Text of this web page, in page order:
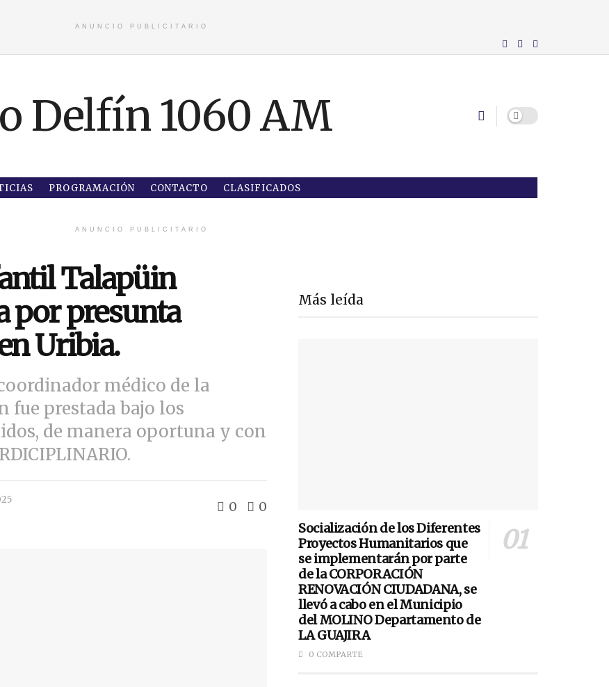
ANUNCIO PUBLICITARIO
PROGRAMACIÓN CONTACTO CLASIFICADOS
ANUNCIO PUBLICITARIO
Talapüin
por presunta
Uribia.
médico de la
fue prestada bajo los
de manera oportuna y con
0 0
Más leída
Socialización de los Diferentes
Proyectos Humanitarios que
se implementarán por parte
de la CORPORACIÓN
RENOVACIÓN CIUDADANA, se
llevó a cabo en el Municipio
del MOLINO Departamento de
LA GUAJIRA
0 COMPARTE